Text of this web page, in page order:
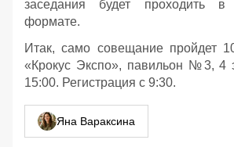
заседания будет проходить в
формате.
Итак, само совещание пройдет
«Крокус Экспо», павильон №3, 4
15:00. Регистрация с 9:30.
Яна Вараксина